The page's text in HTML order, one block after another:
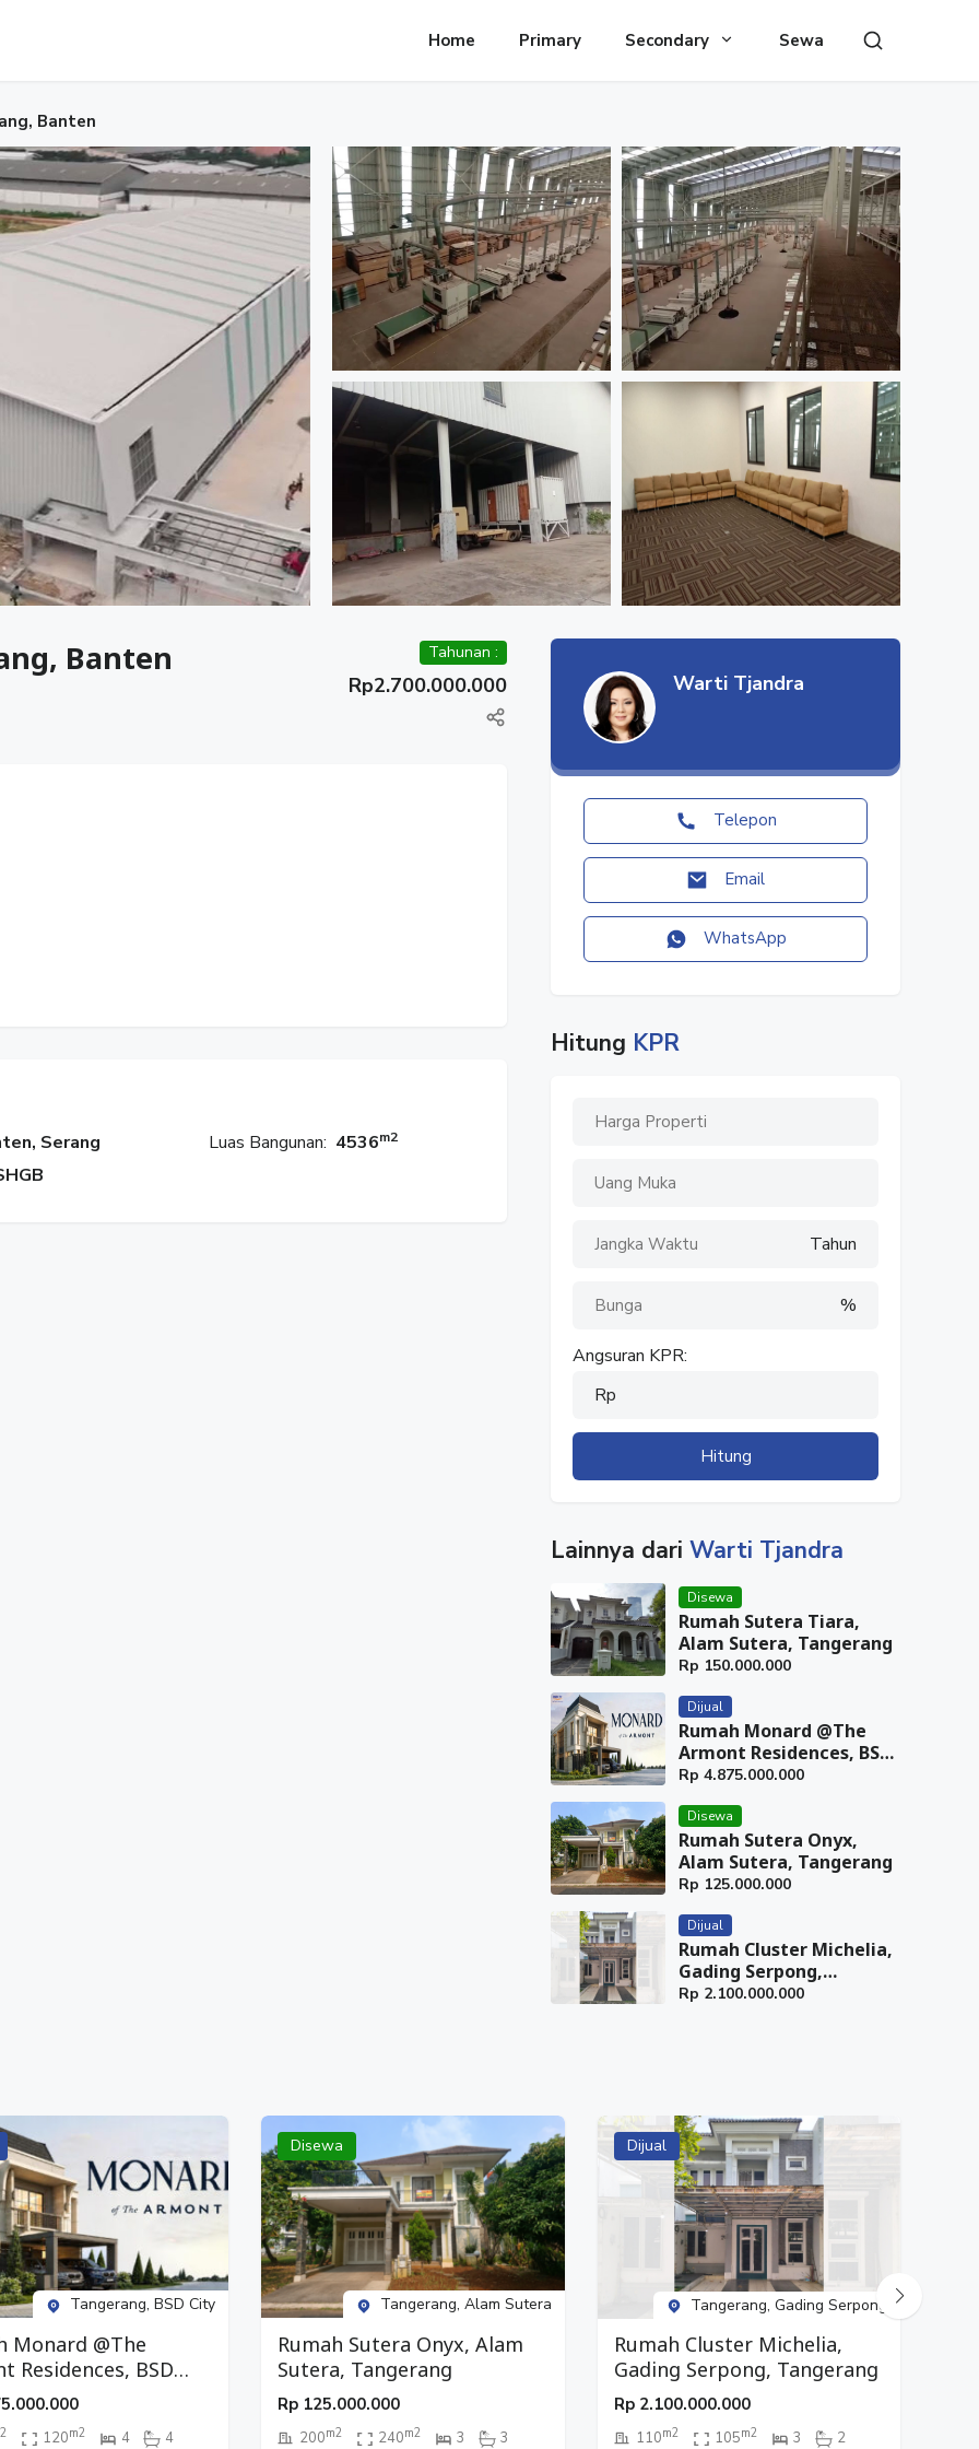
Home Primary Secondary Sewa
Banten
Banten Tahunan :
Rp2.700.000.000
termasuk dibangunan pabrik)
Serang Luas Bangunan: 4536m2
Warti Tjandra
Telepon
Email
WhatsApp
Hitung KPR
Tahun
%
Angsuran KPR:
Rp
Hitung
Lainnya dari Warti Tjandra
Disewa
Rumah Sutera Tiara,
Alam Sutera, Tangerang
Rp 150.000.000
Dijual
Rumah Monard @The
Armont Residences, BSD
City, Tangerang
Rp 4.875.000.000
Disewa
Rumah Sutera Onyx,
Alam Sutera, Tangerang
Rp 125.000.000
Dijual
Rumah Cluster Michelia,
Gading Serpong,
Tangerang
Rp 2.100.000.000
Tangerang, BSD City
Monard @The
Residences, BSD
120m2 4 4
Disewa
Tangerang, Alam Sutera
Rumah Sutera Onyx, Alam
Sutera, Tangerang
Rp 125.000.000
200m2 240m2 3 3
Dijual
Tangerang, Gading Serpong
Rumah Cluster Michelia,
Gading Serpong, Tangerang
Rp 2.100.000.000
110m2 105m2 3 2